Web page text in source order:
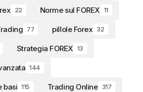
22 Norme sul FOREX 11
77 pillole Forex 32
Strategia FOREX 13
144
basi 115 Trading Online 317